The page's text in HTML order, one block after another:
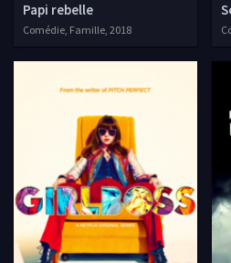
Papi rebelle
Comédie, Famille, 2018